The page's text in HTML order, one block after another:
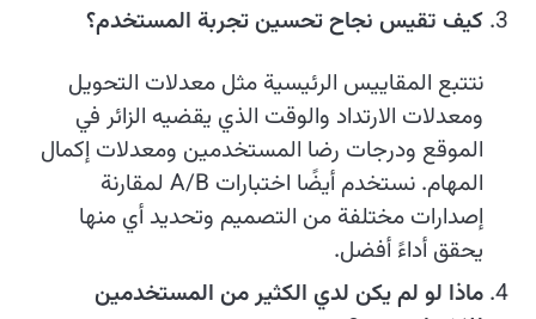
كيف تقيس نجاح تحسين تجربة المستخدم؟
نتتبع المقاييس الرئيسية مثل معدلات التحويل
ومعدلات الارتداد والوقت الذي يقضيه الزائر في
الموقع ودرجات رضا المستخدمين ومعدلات إكمال
المهام. نستخدم أيضًا اختبارات A/B لمقارنة
إصدارات مختلفة من التصميم وتحديد أي منها
يحقق أداءً أفضل.
ماذا لو لم يكن لدي الكثير من المستخدمين